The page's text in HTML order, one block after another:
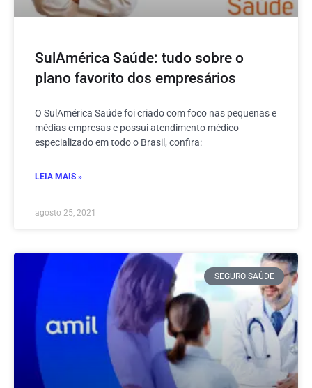
SulAmérica Saúde: tudo sobre o
plano favorito dos empresários
O SulAmérica Saúde foi criado com foco nas pequenas e
médias empresas e possui atendimento médico
especializado em todo o Brasil, confira:
LEIA MAIS »
agosto 25, 2021
SEGURO SAÚDE